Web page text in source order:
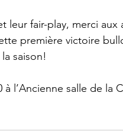
leur fair-play, merci
première victoire
saison!
l’Ancienne salle de la